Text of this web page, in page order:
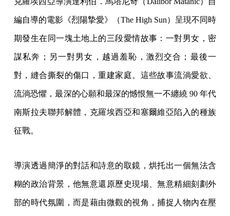
編自導的電影《烈陽摯愛》（The High Sun）呈現不同時
期發生在同一塊土地上的三段愛情故事：一對男女，密
謀私奔；另一對男女，越過羞恥，激烈交合；最後一
對，縫合撕裂的傷口，重建家庭。這些故事流淌愛欲、
流淌恐懼，最深的心願和最深的憾恨無一不纏繞 90 年代
南斯拉夫聯邦解體，克羅埃西亞和塞爾維亞陷入的種族
征戰。
導演透過簡淨的對話和詩意的取鏡，烘托出一個無法含
糊的政治背景，他無意還原歷史現場、無意精細刻劃外
部的時代氛圍，而是藉由微觀的視角，捕捉人物內在壓